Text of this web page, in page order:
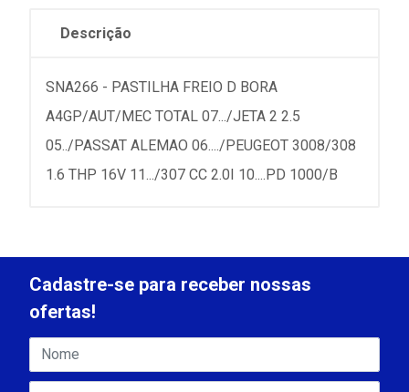
Descrição
SNA266 - PASTILHA FREIO D BORA
A4GP/AUT/MEC TOTAL 07.../JETA 2 2.5
05../PASSAT ALEMAO 06..../PEUGEOT 3008/308
1.6 THP 16V 11.../307 CC 2.0I 10....PD 1000/B
Cadastre-se para receber nossas
ofertas!